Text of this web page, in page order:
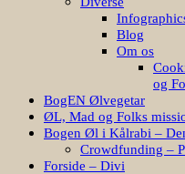
Blog
Om os
og
BogEN Ølvegetar
ØL, Mad og Folks
Bogen Øl i Kålrabi –
Crowdfunding –
Forside – Divi